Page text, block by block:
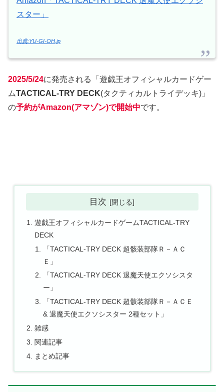
スター」
出典:YU-GI-OH.jp
2025/5/24に発売される「遊戯王オフィシャルカードゲー
ムTACTICAL-TRY DECK(タクティカルトライデッキ)」
の予約がAmazon(アマゾン)で開始中です。
目次
遊戯王オフィシャルカードゲームTACTICAL-TRY
DECK
「TACTICAL-TRY DECK 超骸装部隊Ｒ－ＡＣ
Ｅ」
「TACTICAL-TRY DECK 退魔天使エクソシスタ
ー」
「TACTICAL-TRY DECK 超骸装部隊Ｒ－ＡＣＥ
& 退魔天使エクソシスター 2種セット」
雑感
関連記事
まとめ記事